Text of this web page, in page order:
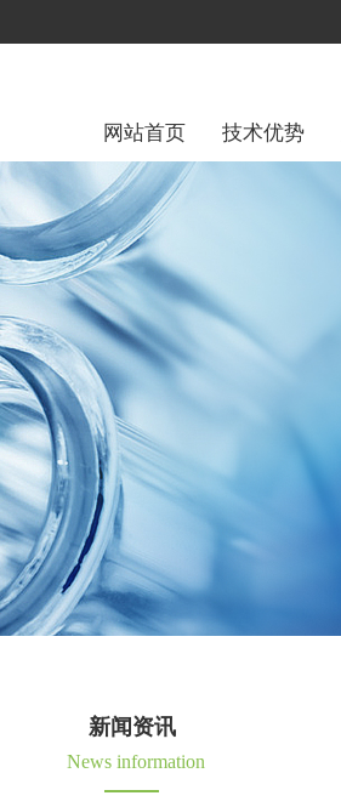
网站首页 技术优势
新闻资讯
News information